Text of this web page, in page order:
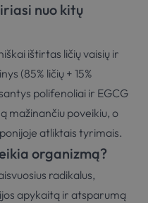
nuo kitų
ištirtas ličių vaisių ir
(85% ličių + 15%
polifenoliai ir EGCG
mažinančiu poveikiu, o
atliktais tyrimais.
organizmą?
radikalus,
apykaitą ir atsparumą